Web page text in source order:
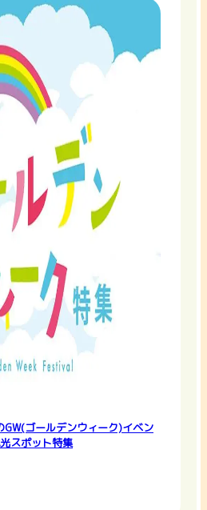
GW(ゴールデンウィーク)イベン
スポット特集